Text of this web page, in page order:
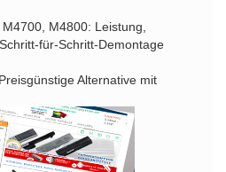
M4800: Leistung,
für-Schritt-Demontage
Alternative mit